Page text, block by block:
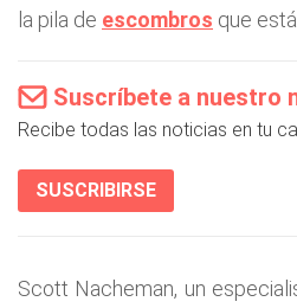
la pila de escombros que
Suscríbete a nuestro
Recibe todas las noticias en tu
SUSCRIBIRSE
Scott Nacheman, un